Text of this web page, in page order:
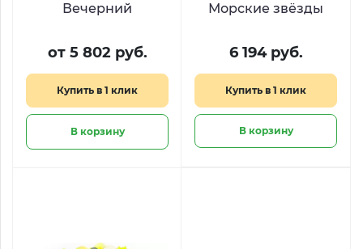
Вечерний
от 5 802 руб.
Купить в 1 клик
В корзину
Морские звёзды
6 194 руб.
Купить в 1 клик
В корзину